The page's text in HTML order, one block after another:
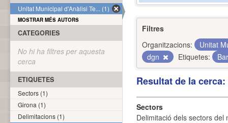
Filtres
Organitzacions:
Unitat
dgn
Etiquetes:
Resultat de la
Sectors
Delimitació dels sectors del
Unitat Municipal d'Anàlisi Te... (1)
MOSTRAR MÉS AUTORS
CATEGORIES
No hi ha filtres per aquesta
cerca
ETIQUETES
Sectors (1)
Girona (1)
Delimitacions (1)